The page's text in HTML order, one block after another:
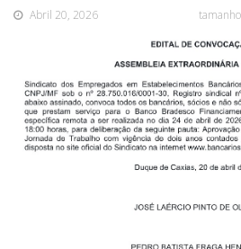
Abril 20, 2026